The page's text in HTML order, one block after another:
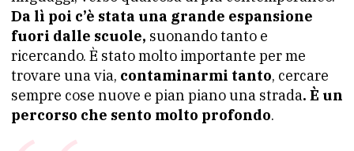
Da lì poi c’è stata una grande espansione
fuori dalle scuole, suonando tanto e
ricercando. È stato molto importante per me
trovare una via, contaminarmi tanto, cercare
sempre cose nuove e pian piano una strada. È un
percorso che sento molto profondo.